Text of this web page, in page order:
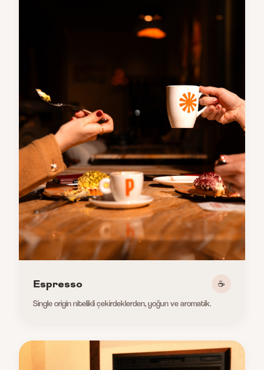
Espresso
☕
Single origin nitelikli çekirdeklerden, yoğun ve aromatik.